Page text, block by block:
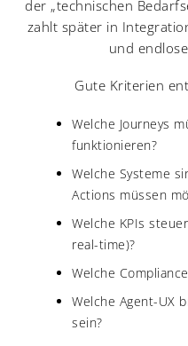
der „technischen
zahlt später in
und
Gute Kriterien
Welche Journeys
funktionieren?
Welche Systeme
Actions müssen
Welche KPIs
real-time)?
Welche
Welche Agent-UX
sein?